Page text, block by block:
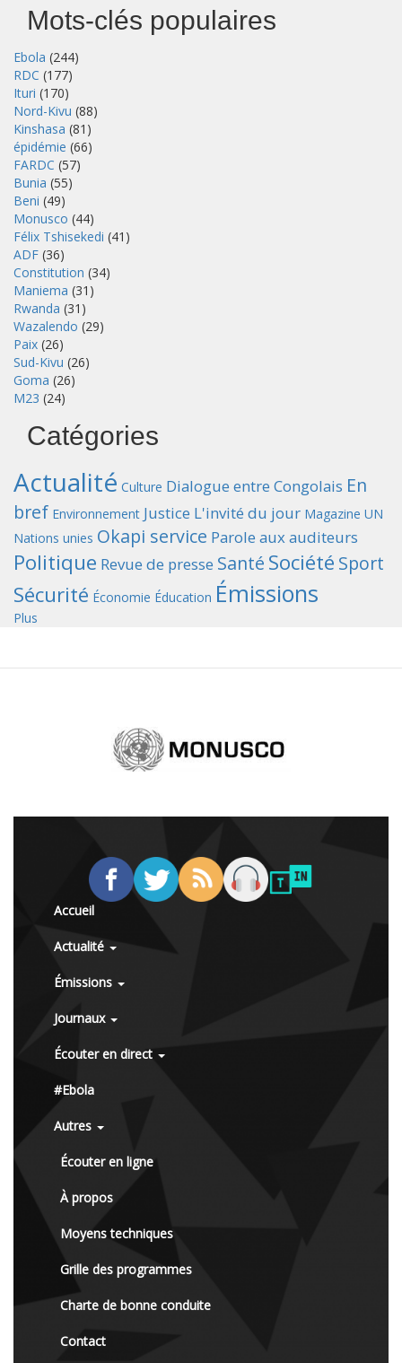
Mots-clés populaires
Ebola (244)
RDC (177)
Ituri (170)
Nord-Kivu (88)
Kinshasa (81)
épidémie (66)
FARDC (57)
Bunia (55)
Beni (49)
Monusco (44)
Félix Tshisekedi (41)
ADF (36)
Constitution (34)
Maniema (31)
Rwanda (31)
Wazalendo (29)
Paix (26)
Sud-Kivu (26)
Goma (26)
M23 (24)
Catégories
Actualité Culture Dialogue entre Congolais En
bref Environnement Justice L'invité du jour Magazine UN
Nations unies Okapi service Parole aux auditeurs
Politique Revue de presse Santé Société Sport
Sécurité Économie Éducation Émissions
Plus
Accueil
Actualité
Émissions
Journaux
Écouter en direct
#Ebola
Autres
Écouter en ligne
À propos
Moyens techniques
Grille des programmes
Charte de bonne conduite
Contact